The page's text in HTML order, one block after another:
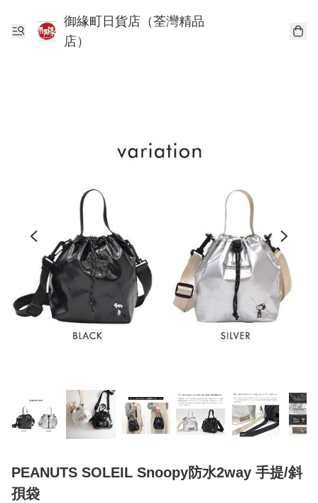
御緣町日貨店（荃灣精品
店）
PEANUTS SOLEIL Snoopy防水2way 手提/斜
孭袋